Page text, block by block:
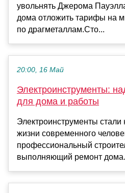
увольнять Джерома
дома отложить тарифы на
по драгметаллам.Сто...
20:00, 16 Май
Электроинструменты:
для дома и работы
Электроинструменты
жизни современного
профессиональный
выполняющий ремонт